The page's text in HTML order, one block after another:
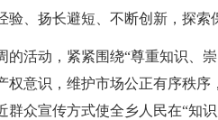
验、扬长避短、不断创新，探索
的活动，紧紧围绕“尊重知识、
权意识，维护市场公正有序秩
群众宣传方式使全乡人民在“知